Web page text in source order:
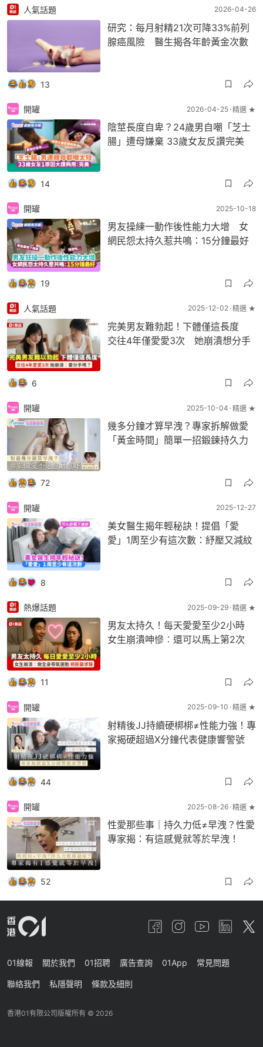
人氣話題 2026-04-26
研究：每月射精21次可降33%前列
腺癌風險 醫生揭各年齡黃金次數
13
開罐 2026-04-25 精選 ★
陰莖長度自卑？24歲男自嘲「芝士
腸」遭母嫌棄 33歲女友反讚完美
14
開罐 2025-10-18
男友操練一動作後性能力大增 女
網民怨太持久惹共鳴：15分鐘最好
19
人氣話題 2025-12-02 精選 ★
完美男友難勃起！下體僅這長度
交往4年僅愛愛3次 她崩潰想分手
6
開罐 2025-10-04 精選 ★
幾多分鐘才算早洩？專家拆解做愛
「黃金時間」簡單一招鍛鍊持久力
72
開罐 2025-12-27
美女醫生揭年輕秘訣！提倡「愛
愛」1周至少有這次數：紓壓又減紋
8
熱爆話題 2025-09-29 精選 ★
男友太持久！每天愛愛至少2小時
女生崩潰呻慘︰還可以馬上第2次
11
開罐 2025-09-10 精選 ★
射精後JJ持續硬梆梆≠性能力強！專
家揭硬超過X分鐘代表健康響警號
44
開罐 2025-08-26 精選 ★
性愛那些事｜持久力低≠早洩？性愛
專家揭：有這感覺就等於早洩！
52
01線報 關於我們 01招聘 廣告查詢 01App 常見問題
聯絡我們 私隱聲明 條款及細則
香港01有限公司版權所有 © 2026